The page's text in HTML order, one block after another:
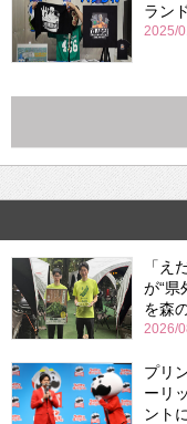
ラン
2025/
「え
が“県
を森
2026/
プリ
ーリ
ント